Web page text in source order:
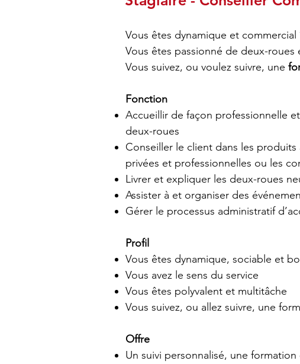
Vous êtes dynamique et commercial
Vous êtes passionné de deux-
Vous suivez, ou voulez suivre, une
Fonction
Accueillir de façon professionnelle
deux-roues
Conseiller le client dans les
privées et professionnelles ou les
Livrer et expliquer les deux-roues
Assister à et organiser des
Gérer le processus administratif
Profil
Vous êtes dynamique, sociable et
Vous avez le sens du service
Vous êtes polyvalent et multitâche
Vous suivez, ou allez suivre, une
Offre
Un suivi personnalisé, une